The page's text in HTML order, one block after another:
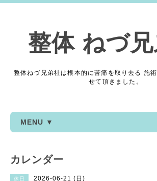
整体 ねづ
整体ねづ兄弟社は根本的に苦痛を取り去る 施
せて頂きました。
MENU ▼
カレンダー
休日 2026-06-21 (日)